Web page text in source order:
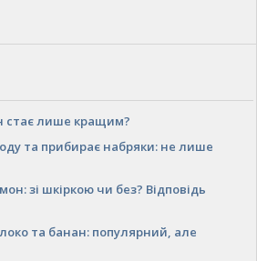
стає лише кращим?
та прибирає набряки: не лише
зі шкіркою чи без? Відповідь
та банан: популярний, але